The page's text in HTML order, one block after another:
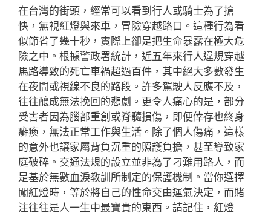
在台灣的街頭，經常可以看到行人或騎士為了搶
快，無視紅燈與來車，冒險穿越路口。這種行為看
似節省了幾十秒，實際上卻是把生命暴露在極大危
險之中。根據警政署統計，近五年來行人違規穿越
馬路導致的死亡車禍超過百件，其中絕大多數發生
在夜間或視線不良的路段。許多駕駛人反應不及，
往往釀成無法挽回的悲劇。更令人痛心的是，部分
受害者因為腦部重創或脊髓損傷，即便倖存也終身
癱瘓，無法正常工作與生活。除了個人傷痛，這樣
的意外也讓家屬背負沉重的照護負擔，甚至導致家
庭破碎。交通法規的設立並非為了刁難用路人，而
是基於無數血淚教訓所制定的保護機制。當你選擇
闖紅燈時，等於將自己的性命交由運氣決定，而賭
注往往是人一生中最寶貴的東西。請記住，紅燈